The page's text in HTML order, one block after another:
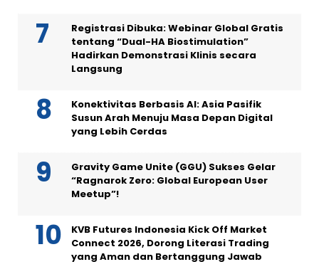
Registrasi Dibuka: Webinar Global Gratis
tentang “Dual-HA Biostimulation”
Hadirkan Demonstrasi Klinis secara
Langsung
Konektivitas Berbasis AI: Asia Pasifik
Susun Arah Menuju Masa Depan Digital
yang Lebih Cerdas
Gravity Game Unite (GGU) Sukses Gelar
“Ragnarok Zero: Global European User
Meetup”!
KVB Futures Indonesia Kick Off Market
Connect 2026, Dorong Literasi Trading
yang Aman dan Bertanggung Jawab